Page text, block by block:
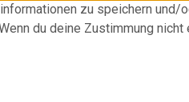
zu speichern
du deine Zustimmung